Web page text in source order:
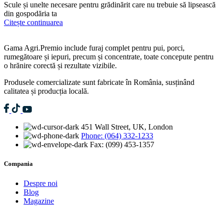
Scule și unelte necesare pentru grădinărit care nu trebuie să lipsească
din gospodăria ta
Citește continuarea
Gama Agri.Premio include furaj complet pentru pui, porci,
rumegătoare și iepuri, precum și concentrate, toate concepute pentru
o hrănire corectă și rezultate vizibile.
Produsele comercializate sunt fabricate în România, susținând
calitatea și producția locală.
451 Wall Street, UK, London
Phone: (064) 332-1233
Fax: (099) 453-1357
Compania
Despre noi
Blog
Magazine